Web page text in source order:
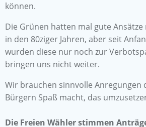
können.
Die Grünen hatten mal gute
in den 80ziger Jahren, aber seit
wurden diese nur noch zur
bringen uns nicht weiter.
Wir brauchen sinnvolle Anregungen
Bürgern Spaß macht, das
Die Freien Wähler stimmen